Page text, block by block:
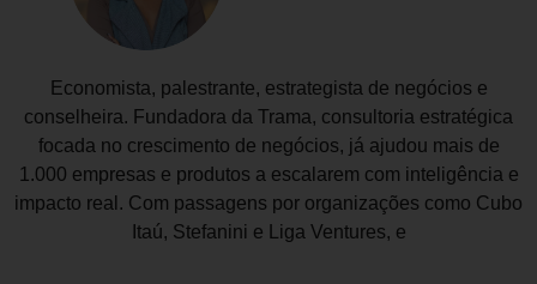
Economista, palestrante, estrategista de negócios e
conselheira. Fundadora da Trama, consultoria estratégica
focada no crescimento de negócios, já ajudou mais de
1.000 empresas e produtos a escalarem com inteligência e
impacto real. Com passagens por organizações como Cubo
Itaú, Stefanini e Liga Ventures, e